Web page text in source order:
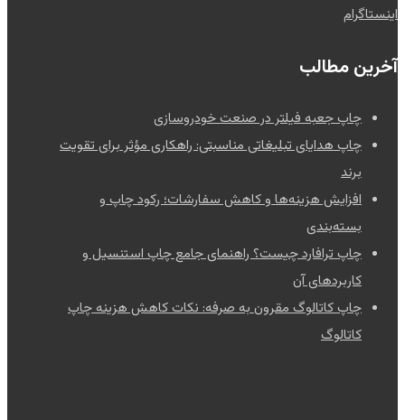
اینستاگرام
آخرین مطالب
چاپ جعبه فیلتر در صنعت خودروسازی
چاپ هدایای تبلیغاتی مناسبتی: راهکاری مؤثر برای تقویت
برند
افزایش هزینه‌ها و کاهش سفارشات؛ رکود چاپ و
بسته‌بندی
چاپ ترافارد چیست؟ راهنمای جامع چاپ استنسیل و
کاربردهای آن
چاپ کاتالوگ مقرون به صرفه: نکات کاهش هزینه چاپ
کاتالوگ